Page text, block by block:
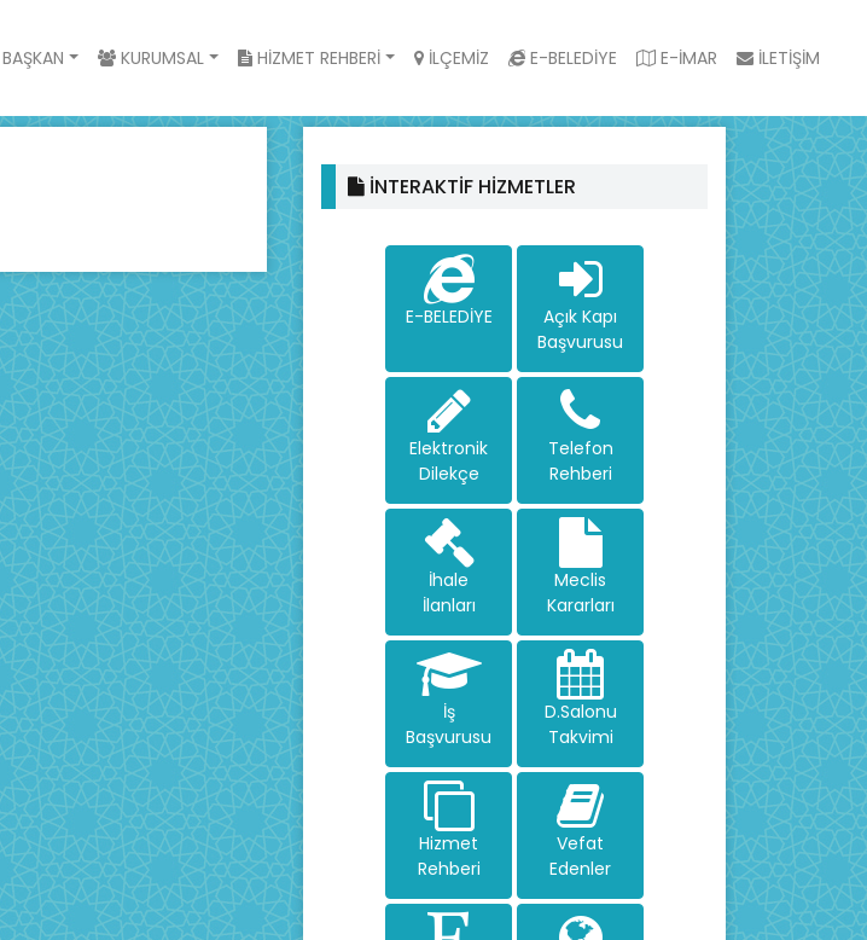
BAŞKAN KURUMSAL HİZMET REHBERİ İLÇEMİZ E-BELEDİYE E-İMAR İLETİŞİM
İNTERAKTİF HİZMETLER
E-BELEDİYE
Açık Kapı
Başvurusu
Elektronik
Dilekçe
Telefon
Rehberi
İhale
İlanları
Meclis
Kararları
İş
Başvurusu
D.Salonu
Takvimi
Hizmet
Rehberi
Vefat
Edenler